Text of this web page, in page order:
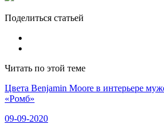
Поделиться статьей
Читать по этой теме
​Цвета Benjamin Moore в интерьере
«Ромб»
09-09-2020